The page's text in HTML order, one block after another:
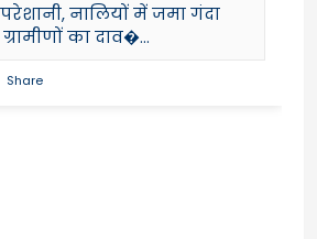
नालियों में जमा गंदा
का दाव�...
Share